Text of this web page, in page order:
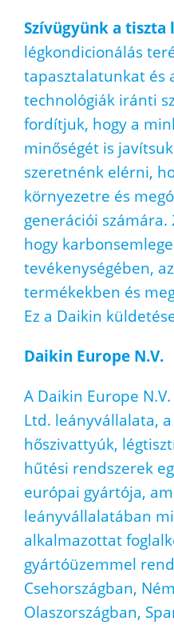
Szívügyünk a tiszta
légkondicionálás
tapasztalatunkat és
technológiák iránti
fordítjuk, hogy a
minőségét is
szeretnénk elérni,
környezetre és
generációi
hogy
tevékenységében,
termékekben és
Ez a Daikin
Daikin Europe N.V.
A Daikin Europe
Ltd. leányvállalata,
hőszivattyúk,
hűtési rendszerek
európai gyártója,
leányvállalatában
alkalmazottat
gyártóüzemmel
Csehországban,
Olaszországban,